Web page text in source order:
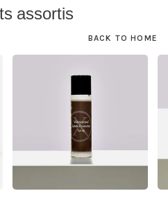
assortis
BACK TO HOME